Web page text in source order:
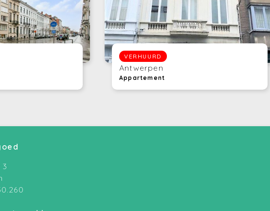
VERHUURD
Antwerpen
Appartement